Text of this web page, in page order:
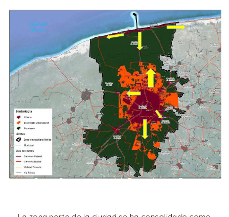
Fuente: Programa Integral de Desarrollo de la Zona